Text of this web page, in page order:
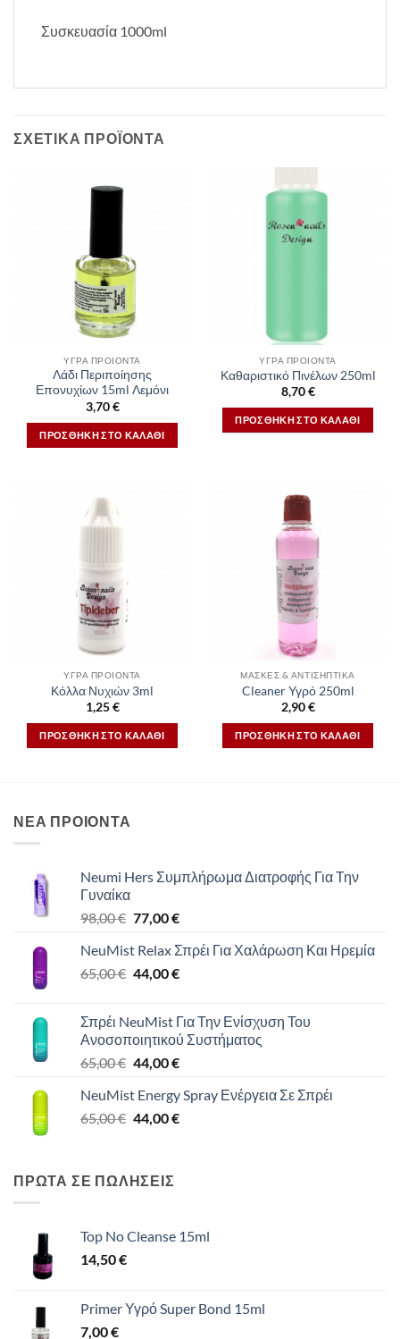
Συσκευασία 1000ml
ΣΧΕΤΙΚΆ ΠΡΟΪΌΝΤΑ
ΥΓΡΑ ΠΡΟΙΟΝΤΑ
Λάδι Περιποίησης
Επονυχίων 15ml Λεμόνι
3,70€
ΠΡΟΣΘΉΚΗ ΣΤΟ ΚΑΛΆΘΙ
ΥΓΡΑ ΠΡΟΙΟΝΤΑ
Καθαριστικό Πινέλων 250ml
8,70€
ΠΡΟΣΘΉΚΗ ΣΤΟ ΚΑΛΆΘΙ
ΥΓΡΑ ΠΡΟΙΟΝΤΑ
Κόλλα Νυχιών 3ml
1,25€
ΠΡΟΣΘΉΚΗ ΣΤΟ ΚΑΛΆΘΙ
ΜΆΣΚΕΣ & ΑΝΤΙΣΗΠΤΙΚΆ
Cleaner Υγρό 250ml
2,90€
ΠΡΟΣΘΉΚΗ ΣΤΟ ΚΑΛΆΘΙ
ΝΕΑ ΠΡΟΙΟΝΤΑ
Neumi Hers Συμπλήρωμα Διατροφής Για Την
Γυναίκα
98,00€ Original
was:
98,00 €.
77,00€Η
τιμή
είναι:
NeuMist Relax Σπρέι Για Χαλάρωση Και Ηρεμία
65,00€ Original
65,00 €.
44,00€Η
είναι:
44,00 €.
Σπρέι NeuMist Για Την Ενίσχυση Του
Ανοσοποιητικού Συστήματος
65,00€ Original
was:
65,00 €.
44,00€Η
τιμή
είναι:
NeuMist Energy Spray Ενέργεια Σε Σπρέι
65,00€ Original
65,00 €.
44,00€Η
ΠΡΩΤΑ ΣΕ ΠΩΛΗΣΕΙΣ
Top No Cleanse 15ml
14,50€
Primer Υγρό Super Bond 15ml
7,00€